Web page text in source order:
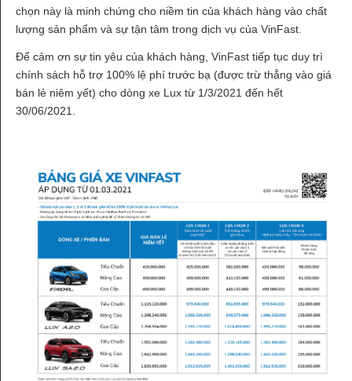
chọn này là minh chứng cho niềm tin của khách hàng vào chất
lượng sản phẩm và sự tận tâm trong dịch vụ của VinFast.
Để cảm ơn sự tin yêu của khách hàng, VinFast tiếp tục duy trì
chính sách hỗ trợ 100% lệ phí trước bạ (được trừ thẳng vào giá
bán lẻ niêm yết) cho dòng xe Lux từ 1/3/2021 đến hết
30/06/2021.